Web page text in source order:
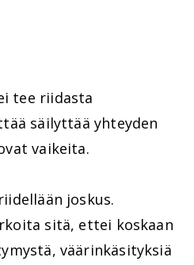
tee riidasta
säilyttää yhteyden
vaikeita.
joskus.
sitä, ettei koskaan
väärinkäsityksiä